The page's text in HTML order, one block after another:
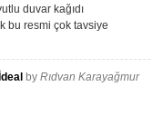
duvar kağıdı
bu resmi çok tavsiye
byRıdvan Karayağmur